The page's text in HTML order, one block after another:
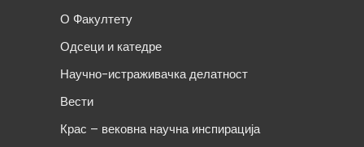
О Факултету
Одсеци и катедре
Научно-истраживачка делатност
Вести
Крас – вековна научна инспирација